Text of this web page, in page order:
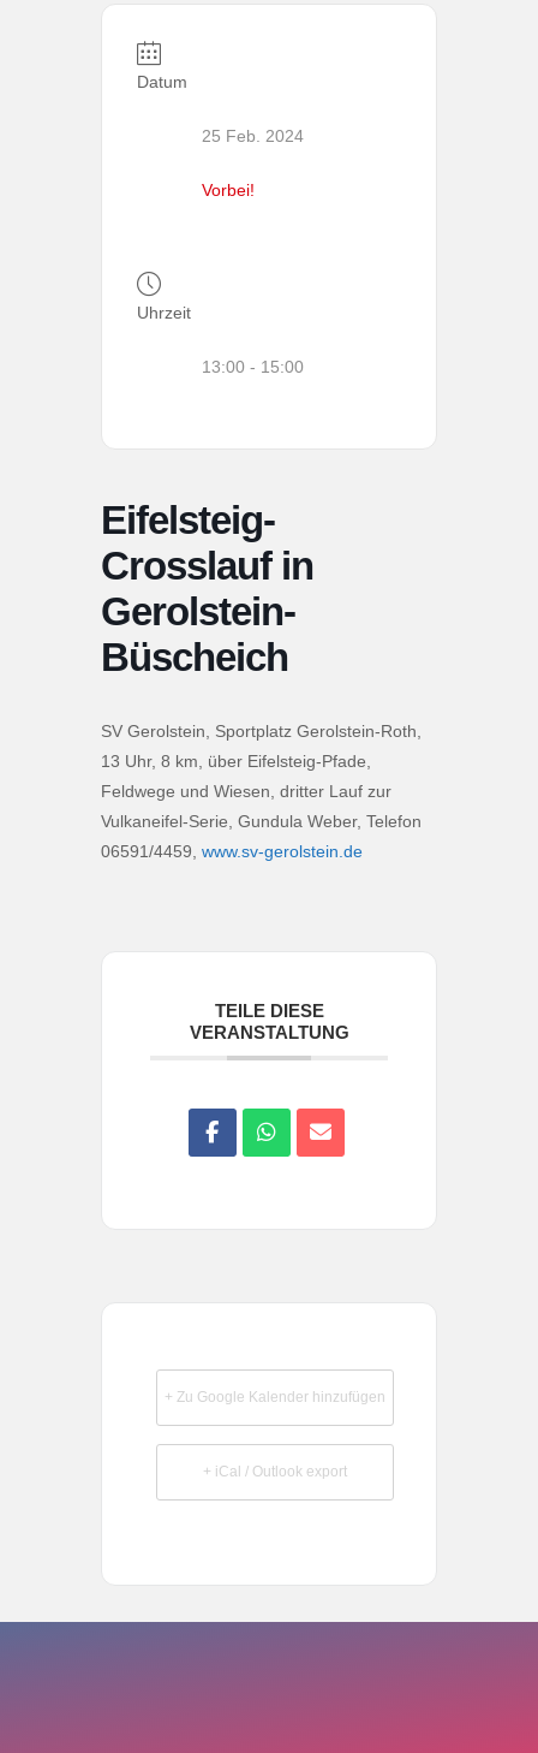
Datum
25 Feb. 2024
Vorbei!
Uhrzeit
13:00 - 15:00
Eifelsteig-
Crosslauf in
Gerolstein-
Büscheich
SV Gerolstein, Sportplatz Gerolstein-Roth,
13 Uhr, 8 km, über Eifelsteig-Pfade,
Feldwege und Wiesen, dritter Lauf zur
Vulkaneifel-Serie, Gundula Weber, Telefon
06591/4459, www.sv-gerolstein.de
TEILE DIESE
VERANSTALTUNG
+ Zu Google Kalender hinzufügen
+ iCal / Outlook export